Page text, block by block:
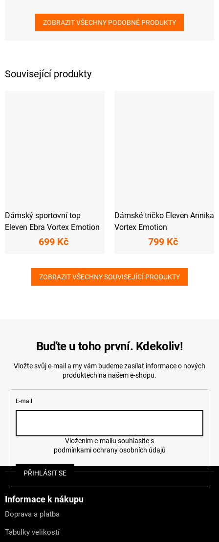
Související produkty
Dámský sportovní top
Eleven Ebra Vortex Emotion
699 Kč
Dámské tričko Eleven Annika
Vortex Emotion
799 Kč
ZOBRAZIT VŠECHNY SOUVISEJÍCÍ PRODUKTY
ZOBRAZIT VŠECHNY PODOBNÉ PRODUKTY
Buďte u toho první. Kdekoliv!
Vložte svůj e-mail a my vám budeme zasílat informace o nových
produktech na našem e-shopu.
E-mail
podmínkami ochrany osobních údajů
PŘIHLÁSIT SE
Informace k nákupu
Doprava a platba
Tabulky velikostí